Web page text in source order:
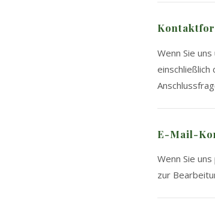
Wenn Sie
E-Mail-
Wenn Sie
zur